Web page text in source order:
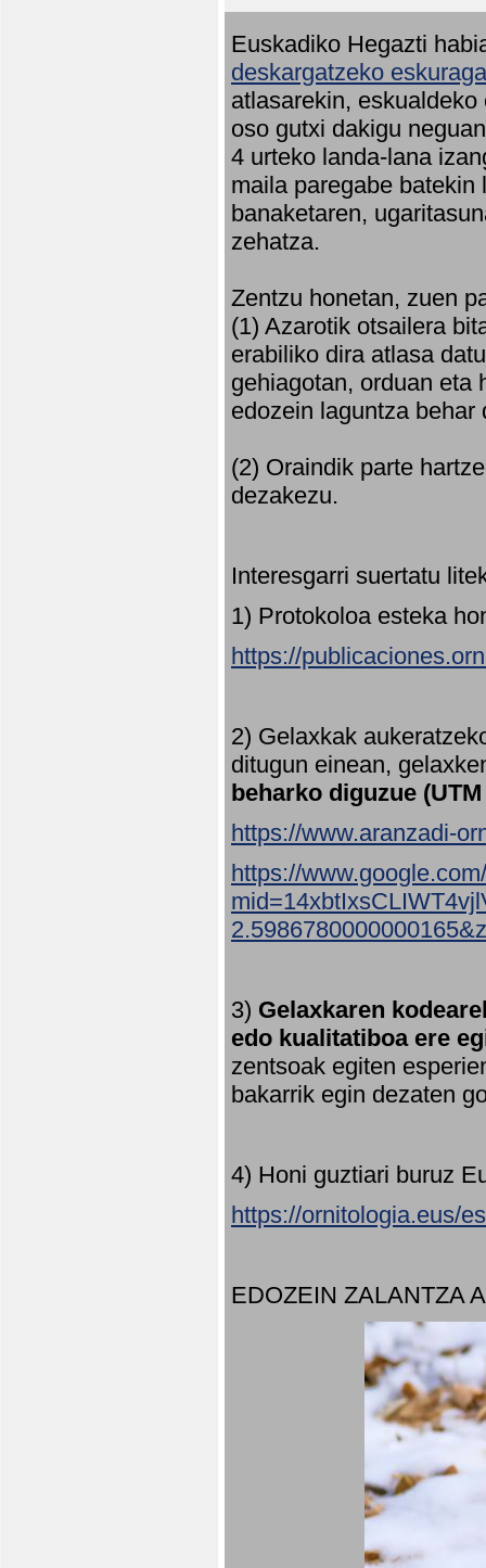
Euskadiko Hegazti
deskargatzeko
atlasarekin,
oso gutxi dakigu
4 urteko landa-lana
maila paregabe
banaketaren,
zehatza.
Zentzu honetan, zuen
(1) Azarotik otsailera
erabiliko dira atlasa
gehiagotan, orduan eta
edozein laguntza behar
(2) Oraindik parte
dezakezu.
Interesgarri suertatu
1) Protokoloa esteka
https://
2) Gelaxkak
ditugun einean,
beharko diguzue
https://www.aranzadi-
https://
3) Gelaxkaren
edo kualitatiboa ere
zentsoak egiten
bakarrik egin dezaten
4) Honi guztiari buruz
https://ornitologia.eus/
EDOZEIN ZALANTZA